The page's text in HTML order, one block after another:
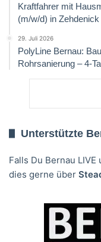
Kraftfahrer mit
(m/w/d) in Zehdenick
29. Juli 2026
PolyLine Bernau:
Rohrsanierung – 4-
Unterstützte
Falls Du Bernau
dies gerne über